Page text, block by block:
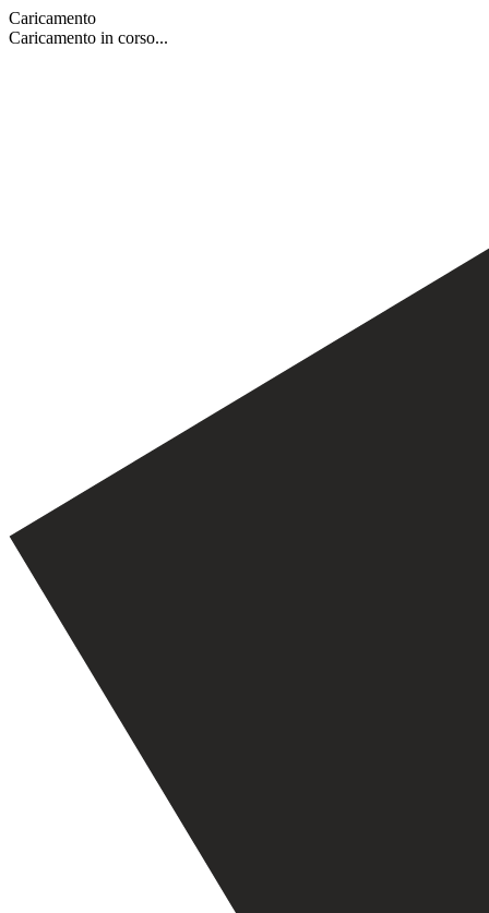
Caricamento
Caricamento in corso...